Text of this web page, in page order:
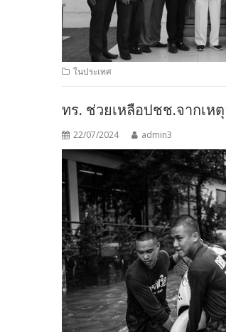
ในประเทศ
ทร. ช่วยเหลือปชช.จากเ
22/07/2024 admin3